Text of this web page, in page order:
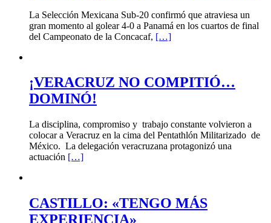
La Selección Mexicana Sub-20 confirmó que atraviesa un
gran momento al golear 4-0 a Panamá en los cuartos de final
del Campeonato de la Concacaf, […]
¡VERACRUZ NO COMPITIÓ…
DOMINÓ!
La disciplina, compromiso y trabajo constante volvieron a
colocar a Veracruz en la cima del Pentathlón Militarizado de
México. La delegación veracruzana protagonizó una
actuación […]
CASTILLO: «TENGO MÁS
EXPERIENCIA»